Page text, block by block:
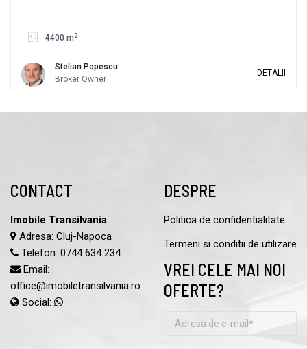
4400 m 2
Stelian Popescu
Broker Owner
DETALII
CONTACT
Imobile Transilvania
Adresa: Cluj-Napoca
Telefon: 0744 634 234
Email:
office@imobiletransilvania.ro
Social:
DESPRE
Politica de confidentialitate
Termeni si conditii de utilizare
VREI CELE MAI NOI
OFERTE?